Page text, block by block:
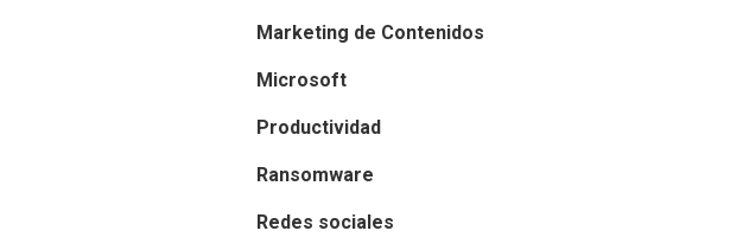
Marketing de Contenidos
Microsoft
Productividad
Ransomware
Redes sociales